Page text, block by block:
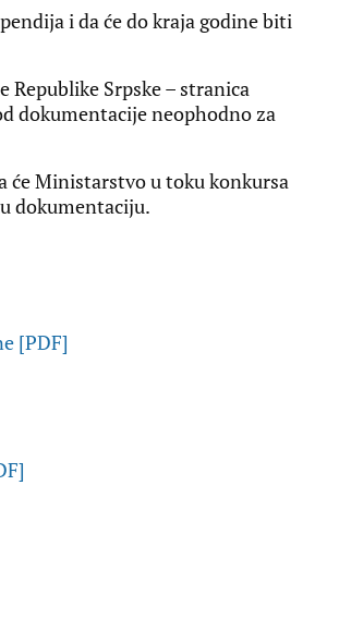
i da će do kraja godine biti
Srpske – stranica
dokumentacije neophodno za
će Ministarstvo u toku konkursa
dokumentaciju.
[PDF]